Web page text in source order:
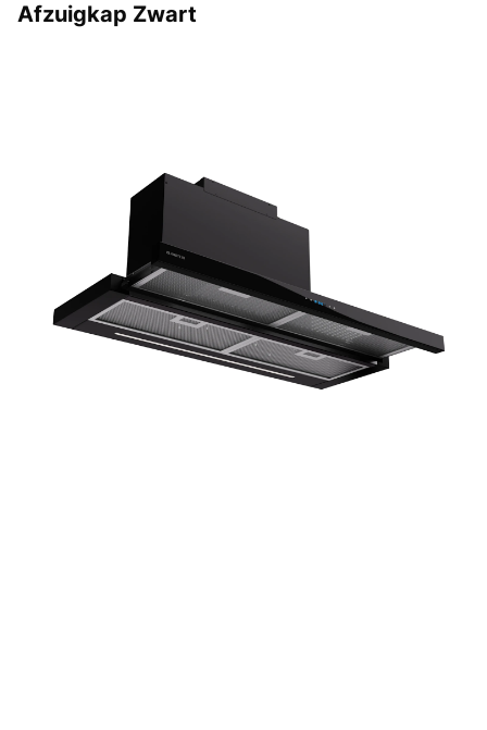
Afzuigkap Zwart